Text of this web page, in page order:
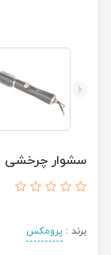
سشوار چرخشی 6020ez
برند : پرومکس